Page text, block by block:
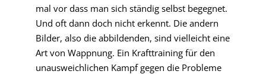
mal vor dass man sich ständig selbst begegnet.
Und oft dann doch nicht erkennt. Die andern
Bilder, also die abbildenden, sind vielleicht eine
Art von Wappnung. Ein Krafttraining für den
unausweichlichen Kampf gegen die Probleme